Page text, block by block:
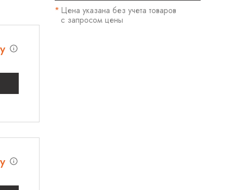
* Цена указана без учета товаров
с запросом цены